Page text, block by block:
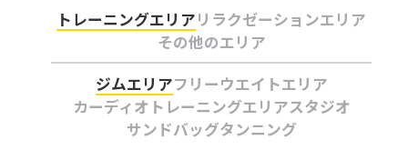
トレーニングエリアリラクゼーションエリア
その他のエリア
ジムエリアフリーウエイトエリア
カーディオトレーニングエリアスタジオ
サンドバッグタンニング